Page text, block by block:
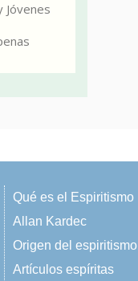
Jóvenes
Qué es el Espiritismo
Allan Kardec
Origen del espiritismo
Artículos espíritas